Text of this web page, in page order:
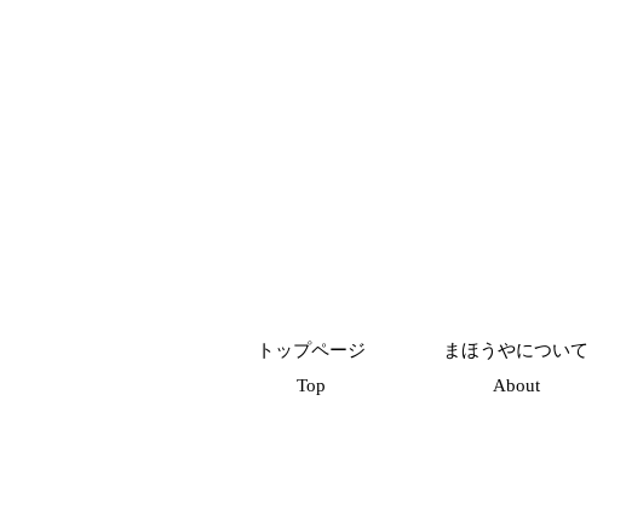
トップページ
Top
まほうやについて
About